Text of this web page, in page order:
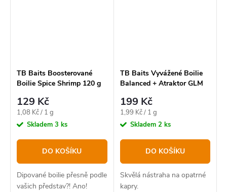
TB Baits Boosterované
Boilie Spice Shrimp 120 g
129 Kč
Měrná
cena:
1,08 Kč / 1 g
Skladem 3 ks
DO KOŠÍKU
Dipované boilie přesně podle
vašich představ?! Ano!
TB Baits Vyvážené Boilie
Balanced + Atraktor GLM
mm,
199 Kč
Měrná
cena:
1,99 Kč / 1 g
Skladem 2 ks
DO KOŠÍKU
Skvělá nástraha na opatrné
kapry.